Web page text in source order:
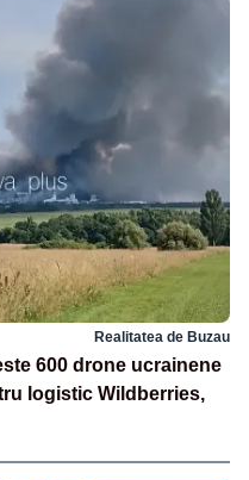
Realitatea de Buzau
600 drone ucrainene
logistic Wildberries,